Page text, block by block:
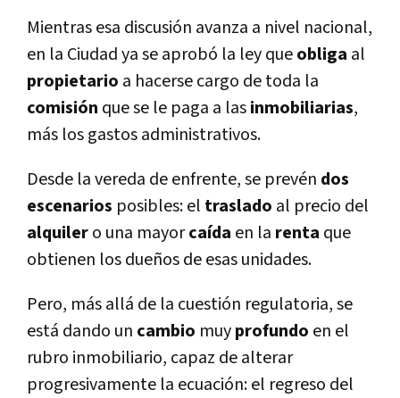
Mientras esa discusión avanza a nivel nacional,
en la Ciudad ya se aprobó la ley queobliga al
propietario a hacerse cargo de toda la
comisión que se le paga a lasinmobiliarias,
más los gastos administrativos.
Desde la vereda de enfrente, se prevén dos
escenarios posibles: el traslado al precio del
alquilero una mayorcaí­da en la renta que
obtienen los dueños de esas unidades.
Pero, más allá de la cuestión regulatoria, se
está dando un cambio muyprofundo en el
rubro inmobiliario, capaz de alterar
progresivamente la ecuación: el regreso del